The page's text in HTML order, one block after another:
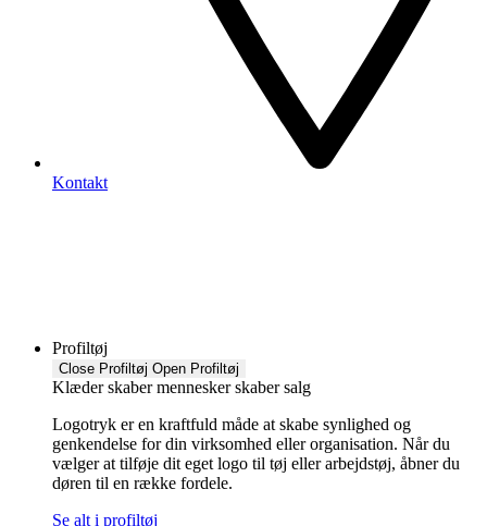
Kontakt
Profiltøj
Close Profiltøj Open Profiltøj
Klæder skaber mennesker skaber salg
Logotryk er en kraftfuld måde at skabe synlighed og
genkendelse for din virksomhed eller organisation. Når du
vælger at tilføje dit eget logo til tøj eller arbejdstøj, åbner du
døren til en række fordele.
Se alt i profiltøj